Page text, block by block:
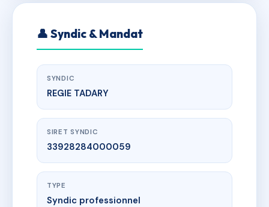
👤 Syndic & Mandat
SYNDIC
REGIE TADARY
SIRET SYNDIC
33928284000059
TYPE
Syndic professionnel